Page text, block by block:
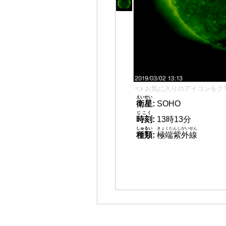
👈 お気に入りのアイコンをク
衛星
えいせい
: SOHO
時刻
じこく
: 13時13分
種類
しゅるい
: 極端紫外線
きょくたんしがいせん